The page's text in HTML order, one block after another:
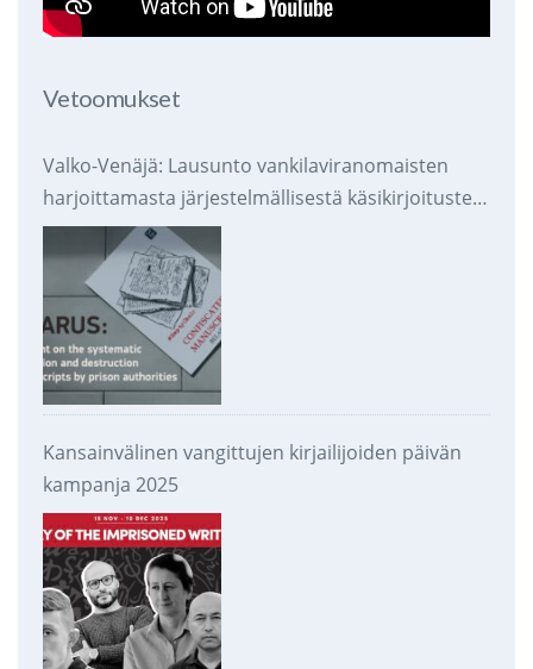
Vetoomukset
Valko-Venäjä: Lausunto vankilaviranomaisten
harjoittamasta järjestelmällisestä käsikirjoitusten
takavarikoinnista ja tuhoamisesta
Kansainvälinen vangittujen kirjailijoiden päivän
kampanja 2025